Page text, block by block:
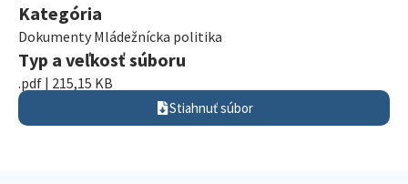
Kategória
Dokumenty Mládežnícka politika
Typ a veľkosť súboru
.pdf | 215,15 KB
Stiahnuť súbor